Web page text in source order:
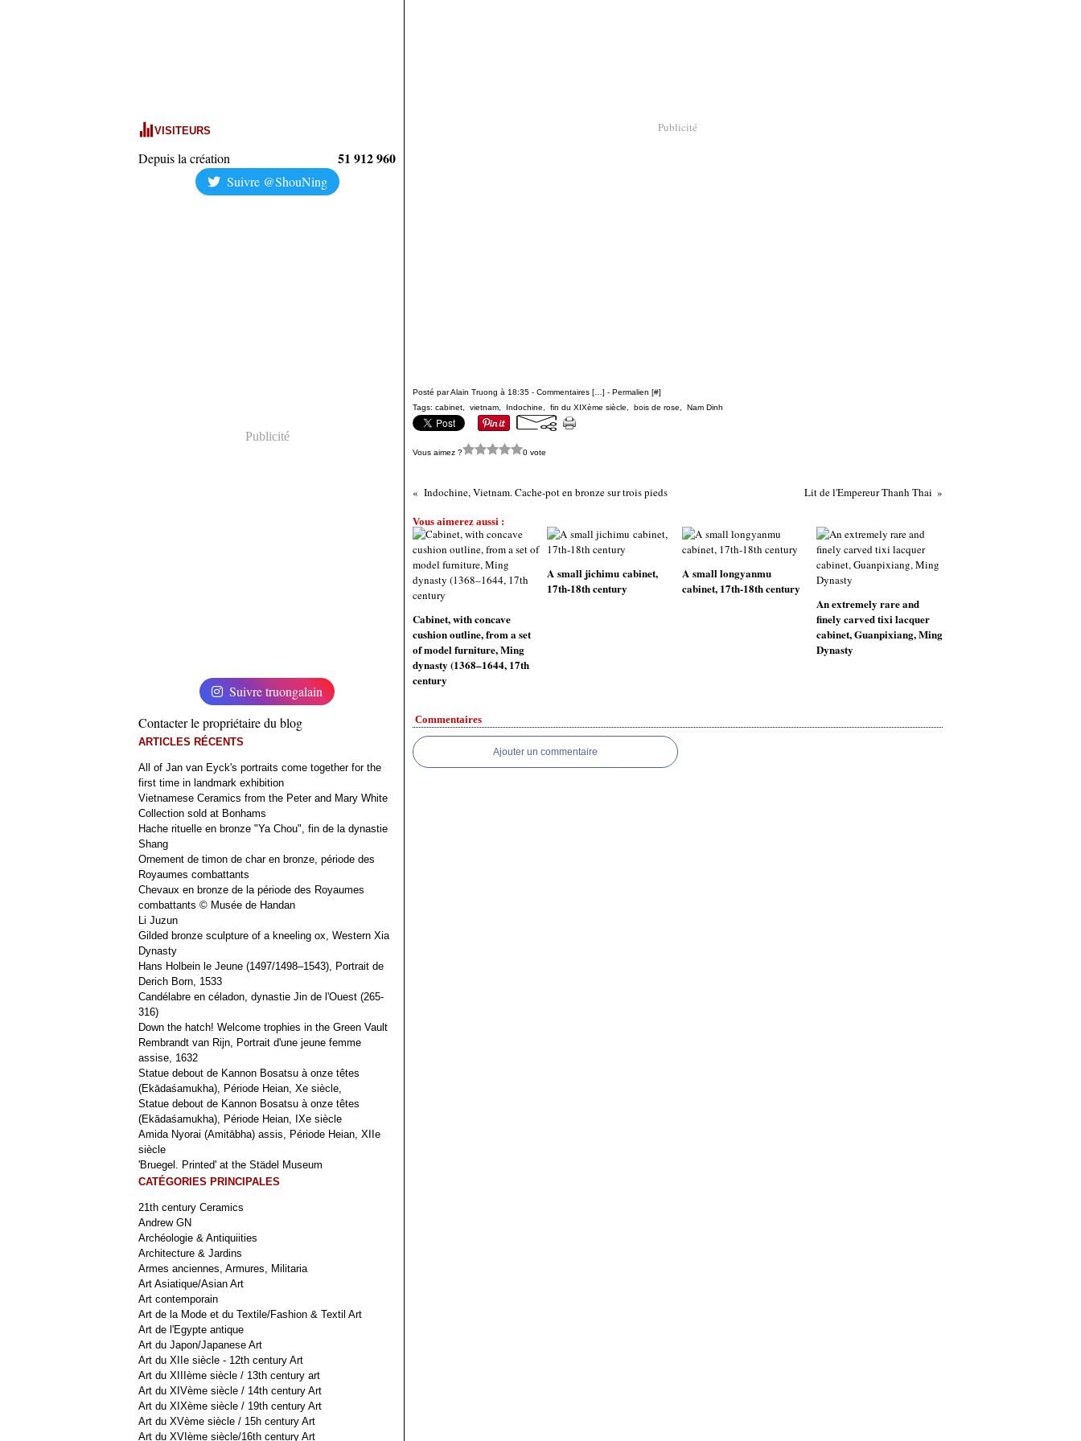
VISITEURS
Depuis la création 51 912 960
Suivre @ShouNing
Publicité
Suivre truongalain
Contacter le propriétaire du blog
ARTICLES RÉCENTS
All of Jan van Eyck's portraits come together for the
first time in landmark exhibition
Vietnamese Ceramics from the Peter and Mary White
Collection sold at Bonhams
Hache rituelle en bronze "Ya Chou", fin de la dynastie
Shang
Ornement de timon de char en bronze, période des
Royaumes combattants
Chevaux en bronze de la période des Royaumes
combattants © Musée de Handan
Li Juzun
Gilded bronze sculpture of a kneeling ox, Western Xia
Dynasty
Hans Holbein le Jeune (1497/1498–1543), Portrait de
Derich Born, 1533
Candélabre en céladon, dynastie Jin de l'Ouest (265-
316)
Down the hatch! Welcome trophies in the Green Vault
Rembrandt van Rijn, Portrait d'une jeune femme
assise, 1632
Statue debout de Kannon Bosatsu à onze têtes
(Ekādaśamukha), Période Heian, Xe siècle,
Statue debout de Kannon Bosatsu à onze têtes
(Ekādaśamukha), Période Heian, IXe siècle
Amida Nyorai (Amitābha) assis, Période Heian, XIIe
siècle
'Bruegel. Printed' at the Städel Museum
CATÉGORIES PRINCIPALES
21th century Ceramics
Andrew GN
Archéologie & Antiquiities
Architecture & Jardins
Armes anciennes, Armures, Militaria
Art Asiatique/Asian Art
Art contemporain
Art de la Mode et du Textile/Fashion & Textil Art
Art de l'Egypte antique
Art du Japon/Japanese Art
Art du XIIe siècle - 12th century Art
Art du XIIIème siècle / 13th century art
Art du XIVème siècle / 14th century Art
Art du XIXème siècle / 19th century Art
Art du XVème siècle / 15h century Art
Art du XVIème siècle/16th century Art
Publicité
Posté par Alain Truong à 18:35 - Commentaires [ ] - Permalien [#]
Tags: cabinet vietnam Indochine fin du XIXème siècle bois de rose Nam Dinh
Vous aimez ? 0 vote
Indochine, Vietnam. Cache-pot en bronze sur trois pieds Lit de l'Empereur Thanh Thai
Vous aimerez aussi :
Cabinet, with concave
cushion outline, from a set
of model furniture, Ming
dynasty (1368–1644, 17th
century
A small jichimu cabinet,
17th-18th century
A small longyanmu
cabinet, 17th-18th century
An extremely rare and
finely carved tixi lacquer
cabinet, Guanpixiang, Ming
Dynasty
Commentaires
Ajouter un commentaire